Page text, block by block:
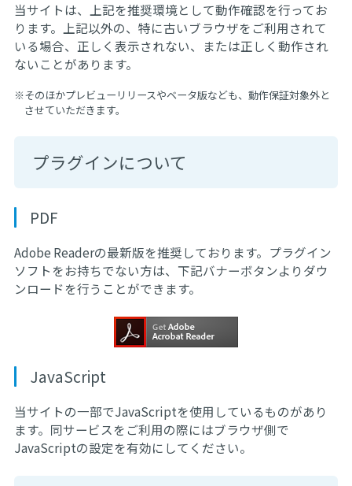
当サイトは、上記を推奨環境として動作確認を行ってお
ります。上記以外の、特に古いブラウザをご利用されて
いる場合、正しく表示されない、または正しく動作され
ないことがあります。
※そのほかプレビューリリースやベータ版なども、動作保証対象外と
させていただきます。
プラグインについて
PDF
Adobe Readerの最新版を推奨しております。プラグイン
ソフトをお持ちでない方は、下記バナーボタンよりダウ
ンロードを行うことができます。
JavaScript
当サイトの一部でJavaScriptを使用しているものがあり
ます。同サービスをご利用の際にはブラウザ側で
JavaScriptの設定を有効にしてください。